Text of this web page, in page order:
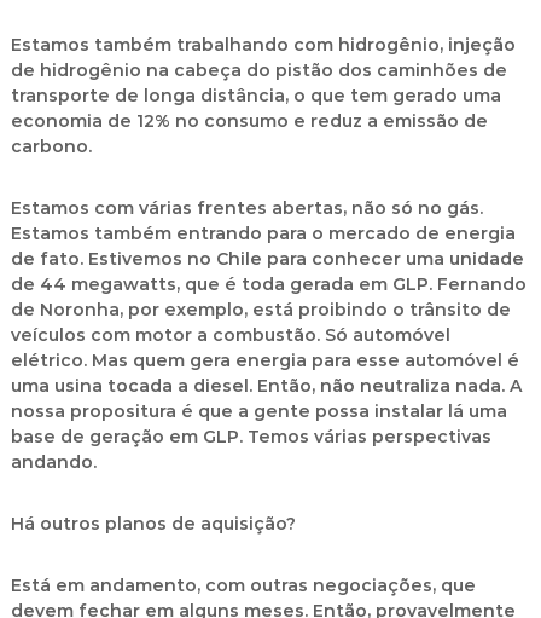
Estamos também trabalhando com hidrogênio, injeção
de hidrogênio na cabeça do pistão dos caminhões de
transporte de longa distância, o que tem gerado uma
economia de 12% no consumo e reduz a emissão de
carbono.
Estamos com várias frentes abertas, não só no gás.
Estamos também entrando para o mercado de energia
de fato. Estivemos no Chile para conhecer uma unidade
de 44 megawatts, que é toda gerada em GLP. Fernando
de Noronha, por exemplo, está proibindo o trânsito de
veículos com motor a combustão. Só automóvel
elétrico. Mas quem gera energia para esse automóvel é
uma usina tocada a diesel. Então, não neutraliza nada. A
nossa propositura é que a gente possa instalar lá uma
base de geração em GLP. Temos várias perspectivas
andando.
Há outros planos de aquisição?
Está em andamento, com outras negociações, que
devem fechar em alguns meses. Então, provavelmente